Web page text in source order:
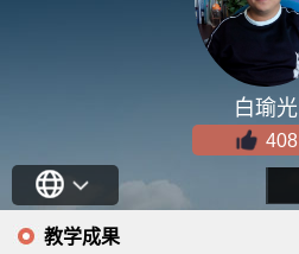
白瑜光
408
教学成果